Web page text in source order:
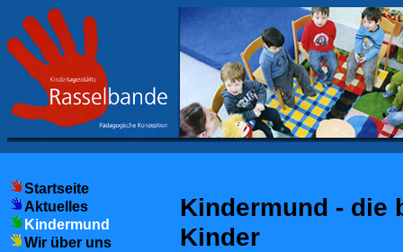
Startseite
Aktuelles
Kindermund
Wir über uns
Kindermund - die
Kinder